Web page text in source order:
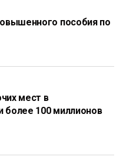
пособия по
мест в
более 100 миллионов